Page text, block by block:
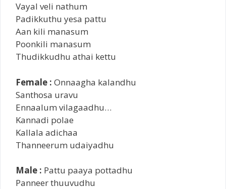
Vayal veli nathum
Padikkuthu yesa pattu
Aan kili manasum
Poonkili manasum
Thudikkudhu athai kettu
Female : Onnaagha kalandhu
Santhosa uravu
Ennaalum vilagaadhu…
Kannadi polae
Kallala adichaa
Thanneerum udaiyadhu
Male : Pattu paaya pottadhu
Panneer thuuvudhu